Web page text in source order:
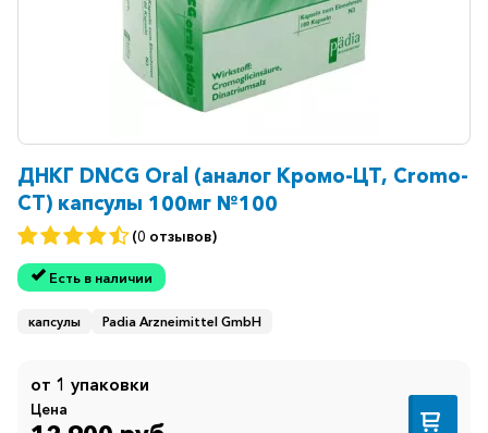
ДНКГ DNCG Oral (аналог Кромо-ЦТ, Cromo-
CT) капсулы 100мг №100
(0 отзывов)
Есть в наличии
капсулы Padia Arzneimittel GmbH
от 1 упаковки
Цена